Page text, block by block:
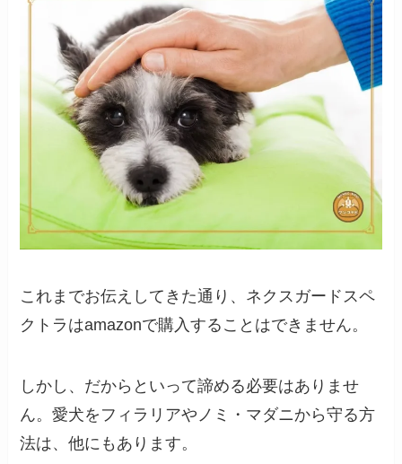
これまでお伝えしてきた通り、ネクスガードスペ
クトラはamazonで購入することはできません。
しかし、だからといって諦める必要はありませ
ん。愛犬をフィラリアやノミ・マダニから守る方
法は、他にもあります。